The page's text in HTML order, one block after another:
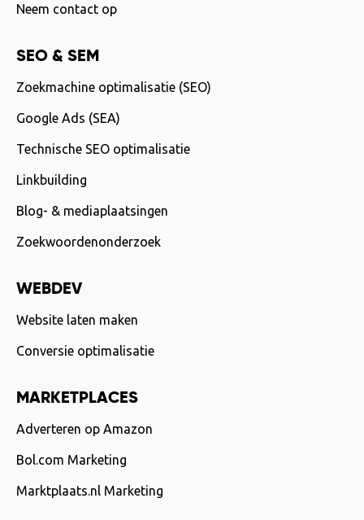
Neem contact op
SEO & SEM
Zoekmachine optimalisatie (SEO)
Google Ads (SEA)
Technische SEO optimalisatie
Linkbuilding
Blog- & mediaplaatsingen
Zoekwoordenonderzoek
WEBDEV
Website laten maken
Conversie optimalisatie
MARKETPLACES
Adverteren op Amazon
Bol.com Marketing
Marktplaats.nl Marketing